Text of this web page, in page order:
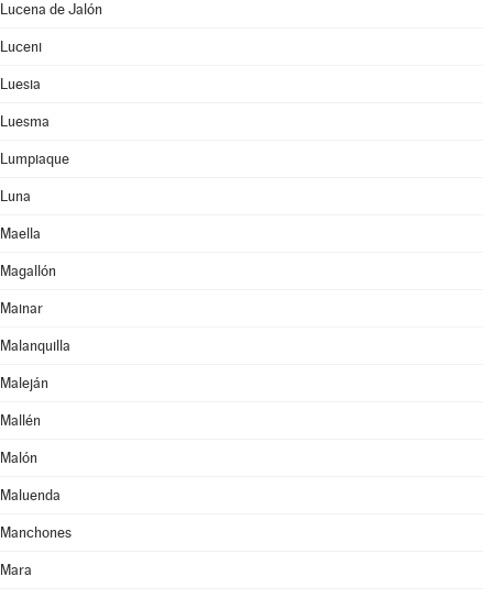
Lucena de Jalón
Luceni
Luesia
Luesma
Lumpiaque
Luna
Maella
Magallón
Mainar
Malanquilla
Maleján
Mallén
Malón
Maluenda
Manchones
Mara